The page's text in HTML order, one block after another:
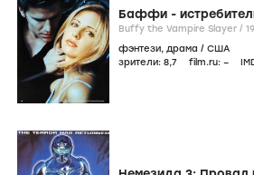
Баффи -
Buffy the Vampire Slayer /
фэнтези, драма / США
зрители: 8,7 film.ru: –